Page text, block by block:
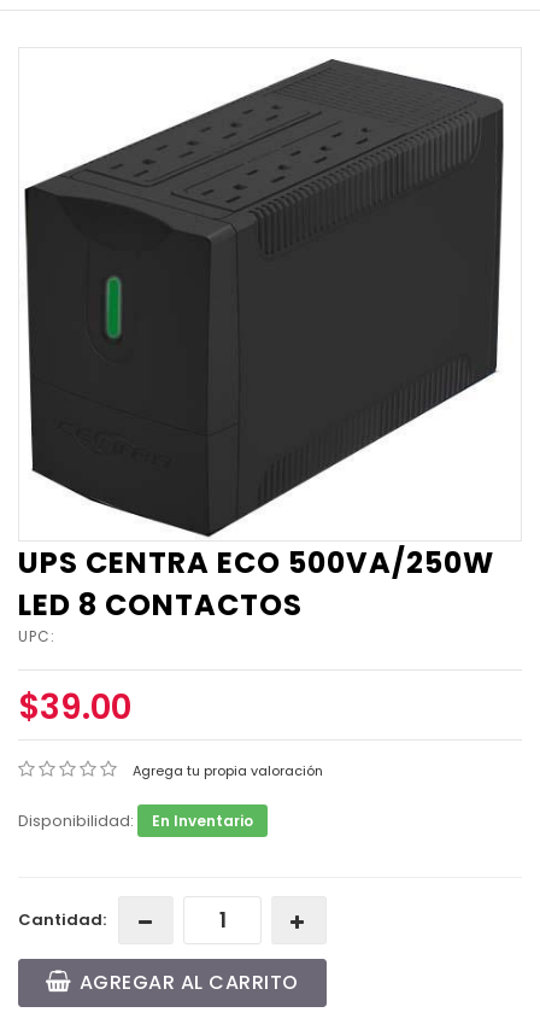
UPS CENTRA ECO 500VA/250W
LED 8 CONTACTOS
UPC:
$39.00
Agrega tu propia valoración
Disponibilidad: En Inventario
Cantidad:
AGREGAR AL CARRITO